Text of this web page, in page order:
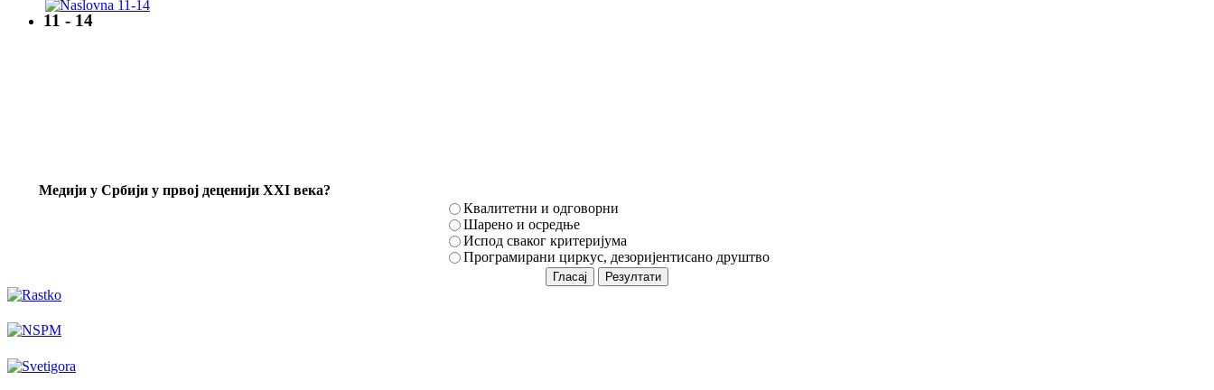
11 - 14
Mедији у Србији у првој деценији XXI века?
Квалитетни и одговорни
Шарено и осредње
Испод сваког критеријума
Програмирани циркус, дезоријентисано друштво